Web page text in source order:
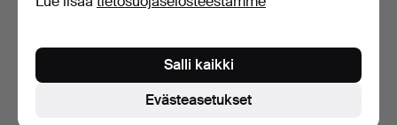
15 tarjousta
11 tarjousta
Evästeasetukset
Salli kaikki